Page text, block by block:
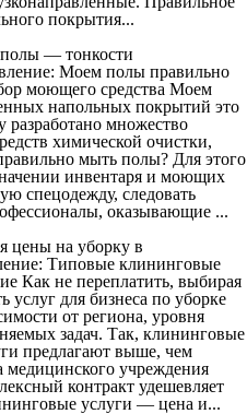
покрытия...
— тонкости
Моем полы правильно
моющего средства Моем
напольных покрытий это
множество
химической очистки,
мыть полы? Для этого
инвентаря и моющих
спецодежду, следовать
оказывающие ...
цены на уборку в
Типовые клининговые
Как не переплатить, выбирая
для бизнеса по уборке
от региона, уровня
задач. Так, клининговые
предлагают выше, чем
учреждения
контракт удешевляет
услуги — цена и...